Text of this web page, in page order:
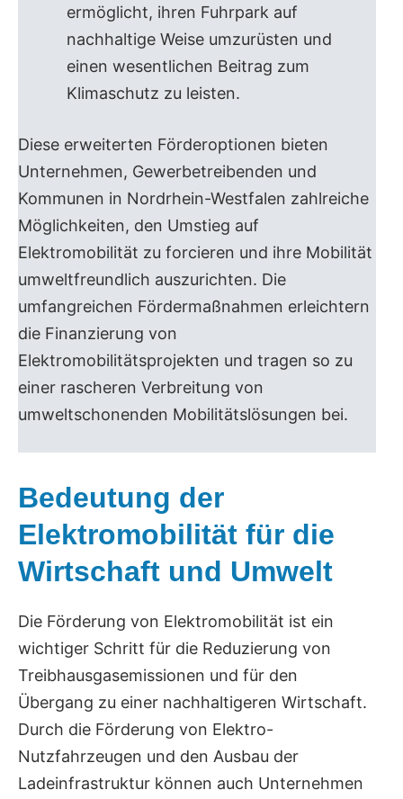
ermöglicht, ihren Fuhrpark auf
nachhaltige Weise umzurüsten und
einen wesentlichen Beitrag zum
Klimaschutz zu leisten.
Diese erweiterten Förderoptionen bieten
Unternehmen, Gewerbetreibenden und
Kommunen in Nordrhein-Westfalen zahlreiche
Möglichkeiten, den Umstieg auf
Elektromobilität zu forcieren und ihre Mobilität
umweltfreundlich auszurichten. Die
umfangreichen Fördermaßnahmen erleichtern
die Finanzierung von
Elektromobilitätsprojekten und tragen so zu
einer rascheren Verbreitung von
umweltschonenden Mobilitätslösungen bei.
Bedeutung der
Elektromobilität für die
Wirtschaft und Umwelt
Die Förderung von Elektromobilität ist ein
wichtiger Schritt für die Reduzierung von
Treibhausgasemissionen und für den
Übergang zu einer nachhaltigeren Wirtschaft.
Durch die Förderung von Elektro-
Nutzfahrzeugen und den Ausbau der
Ladeinfrastruktur können auch Unternehmen